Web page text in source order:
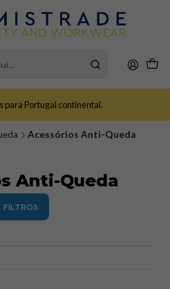
para Portugal continental.
Acessórios Anti-Queda
Anti-Queda
FILTROS